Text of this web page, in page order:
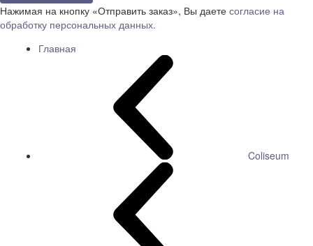
Нажимая на кнопку «Отправить заказ», Вы даете согласие на
обработку персональных данных.
Главная
Coliseum